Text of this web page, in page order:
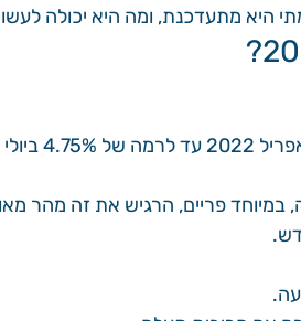
היא מתעדכנת, ומה היא יכולה
במיוחד פריים, הרגיש את זה מהר